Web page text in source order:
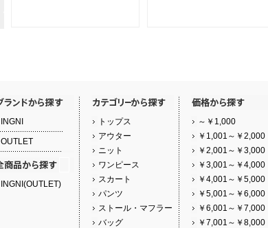
INGNI
OUTLET
INGNI(OUTLET)
トップス
アウター
ニット
ワンピース
スカート
パンツ
ストール・マフラー
バッグ
～￥1,000
￥1,001～￥2,000
￥2,001～￥3,000
￥3,001～￥4,000
￥4,001～￥5,000
￥5,001～￥6,000
￥6,001～￥7,000
￥7,001～￥8,000